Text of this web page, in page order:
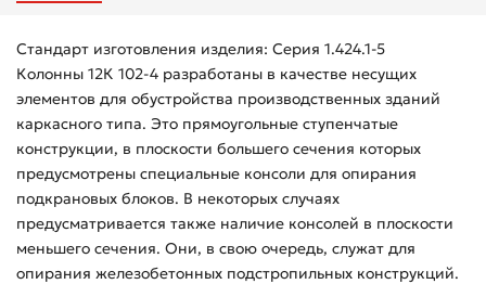
Стандарт изготовления изделия: Серия 1.424.1-5
Колонны 12К 102-4 разработаны в качестве несущих
элементов для обустройства производственных зданий
каркасного типа. Это прямоугольные ступенчатые
конструкции, в плоскости большего сечения которых
предусмотрены специальные консоли для опирания
подкрановых блоков. В некоторых случаях
предусматривается также наличие консолей в плоскости
меньшего сечения. Они, в свою очередь, служат для
опирания железобетонных подстропильных конструкций.